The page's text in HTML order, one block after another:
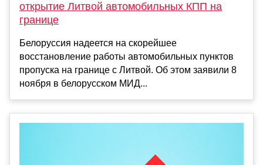
открытие Литвой автомобильных КПП на
границе
Белоруссия надеется на скорейшее
восстановление работы автомобильных пунктов
пропуска на границе с Литвой. Об этом заявили 8
ноября в белорусском МИД...